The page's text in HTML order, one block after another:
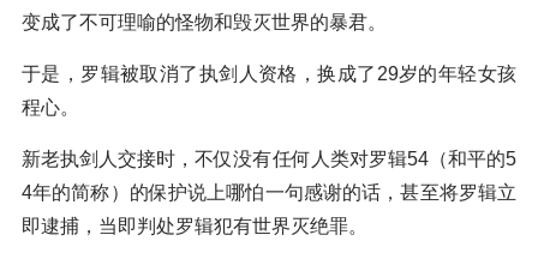
变成了不可理喻的怪物和毁灭世界的暴君。
于是，罗辑被取消了执剑人资格，换成了29岁的年轻女孩
程心。
新老执剑人交接时，不仅没有任何人类对罗辑54（和平的5
4年的简称）的保护说上哪怕一句感谢的话，甚至将罗辑立
即逮捕，当即判处罗辑犯有世界灭绝罪。